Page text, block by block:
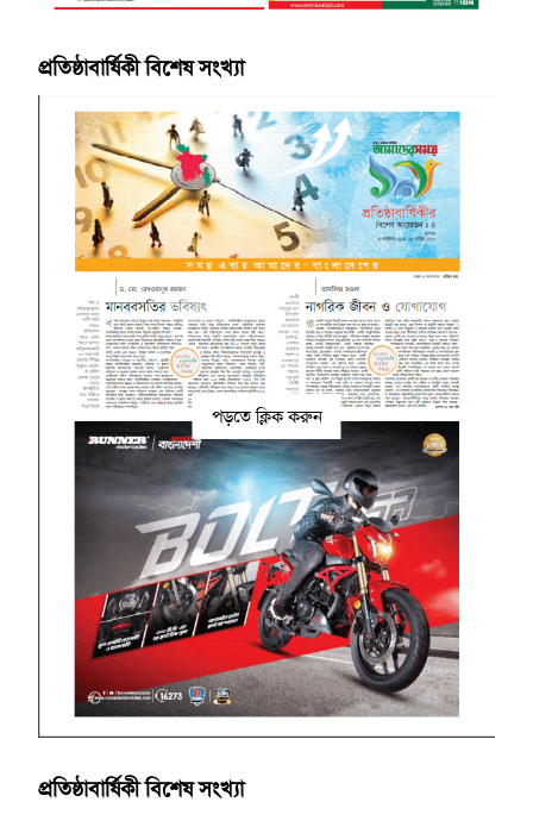
প্রতিষ্ঠাবার্ষিকী বিশেষ সংখ্যা
পড়তে ক্লিক করুন
প্রতিষ্ঠাবার্ষিকী বিশেষ সংখ্যা